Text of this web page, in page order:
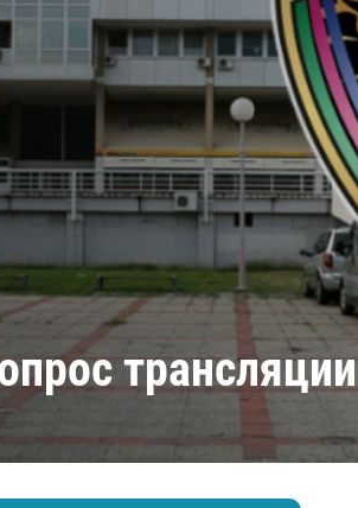
трансляции